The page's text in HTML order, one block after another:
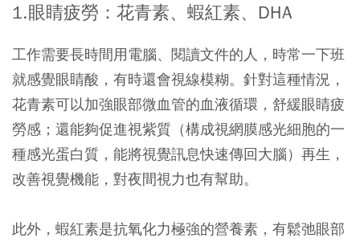
1.眼睛疲勞：花青素、蝦紅素、DHA
工作需要長時間用電腦、閱讀文件的人，時常一下班
就感覺眼睛酸，有時還會視線模糊。針對這種情況，
花青素可以加強眼部微血管的血液循環，舒緩眼睛疲
勞感；還能夠促進視紫質（構成視網膜感光細胞的一
種感光蛋白質，能將視覺訊息快速傳回大腦）再生，
改善視覺機能，對夜間視力也有幫助。
此外，蝦紅素是抗氧化力極強的營養素，有鬆弛眼部